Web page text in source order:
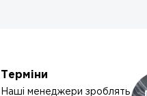
Терміни
Наші менеджери зроблять